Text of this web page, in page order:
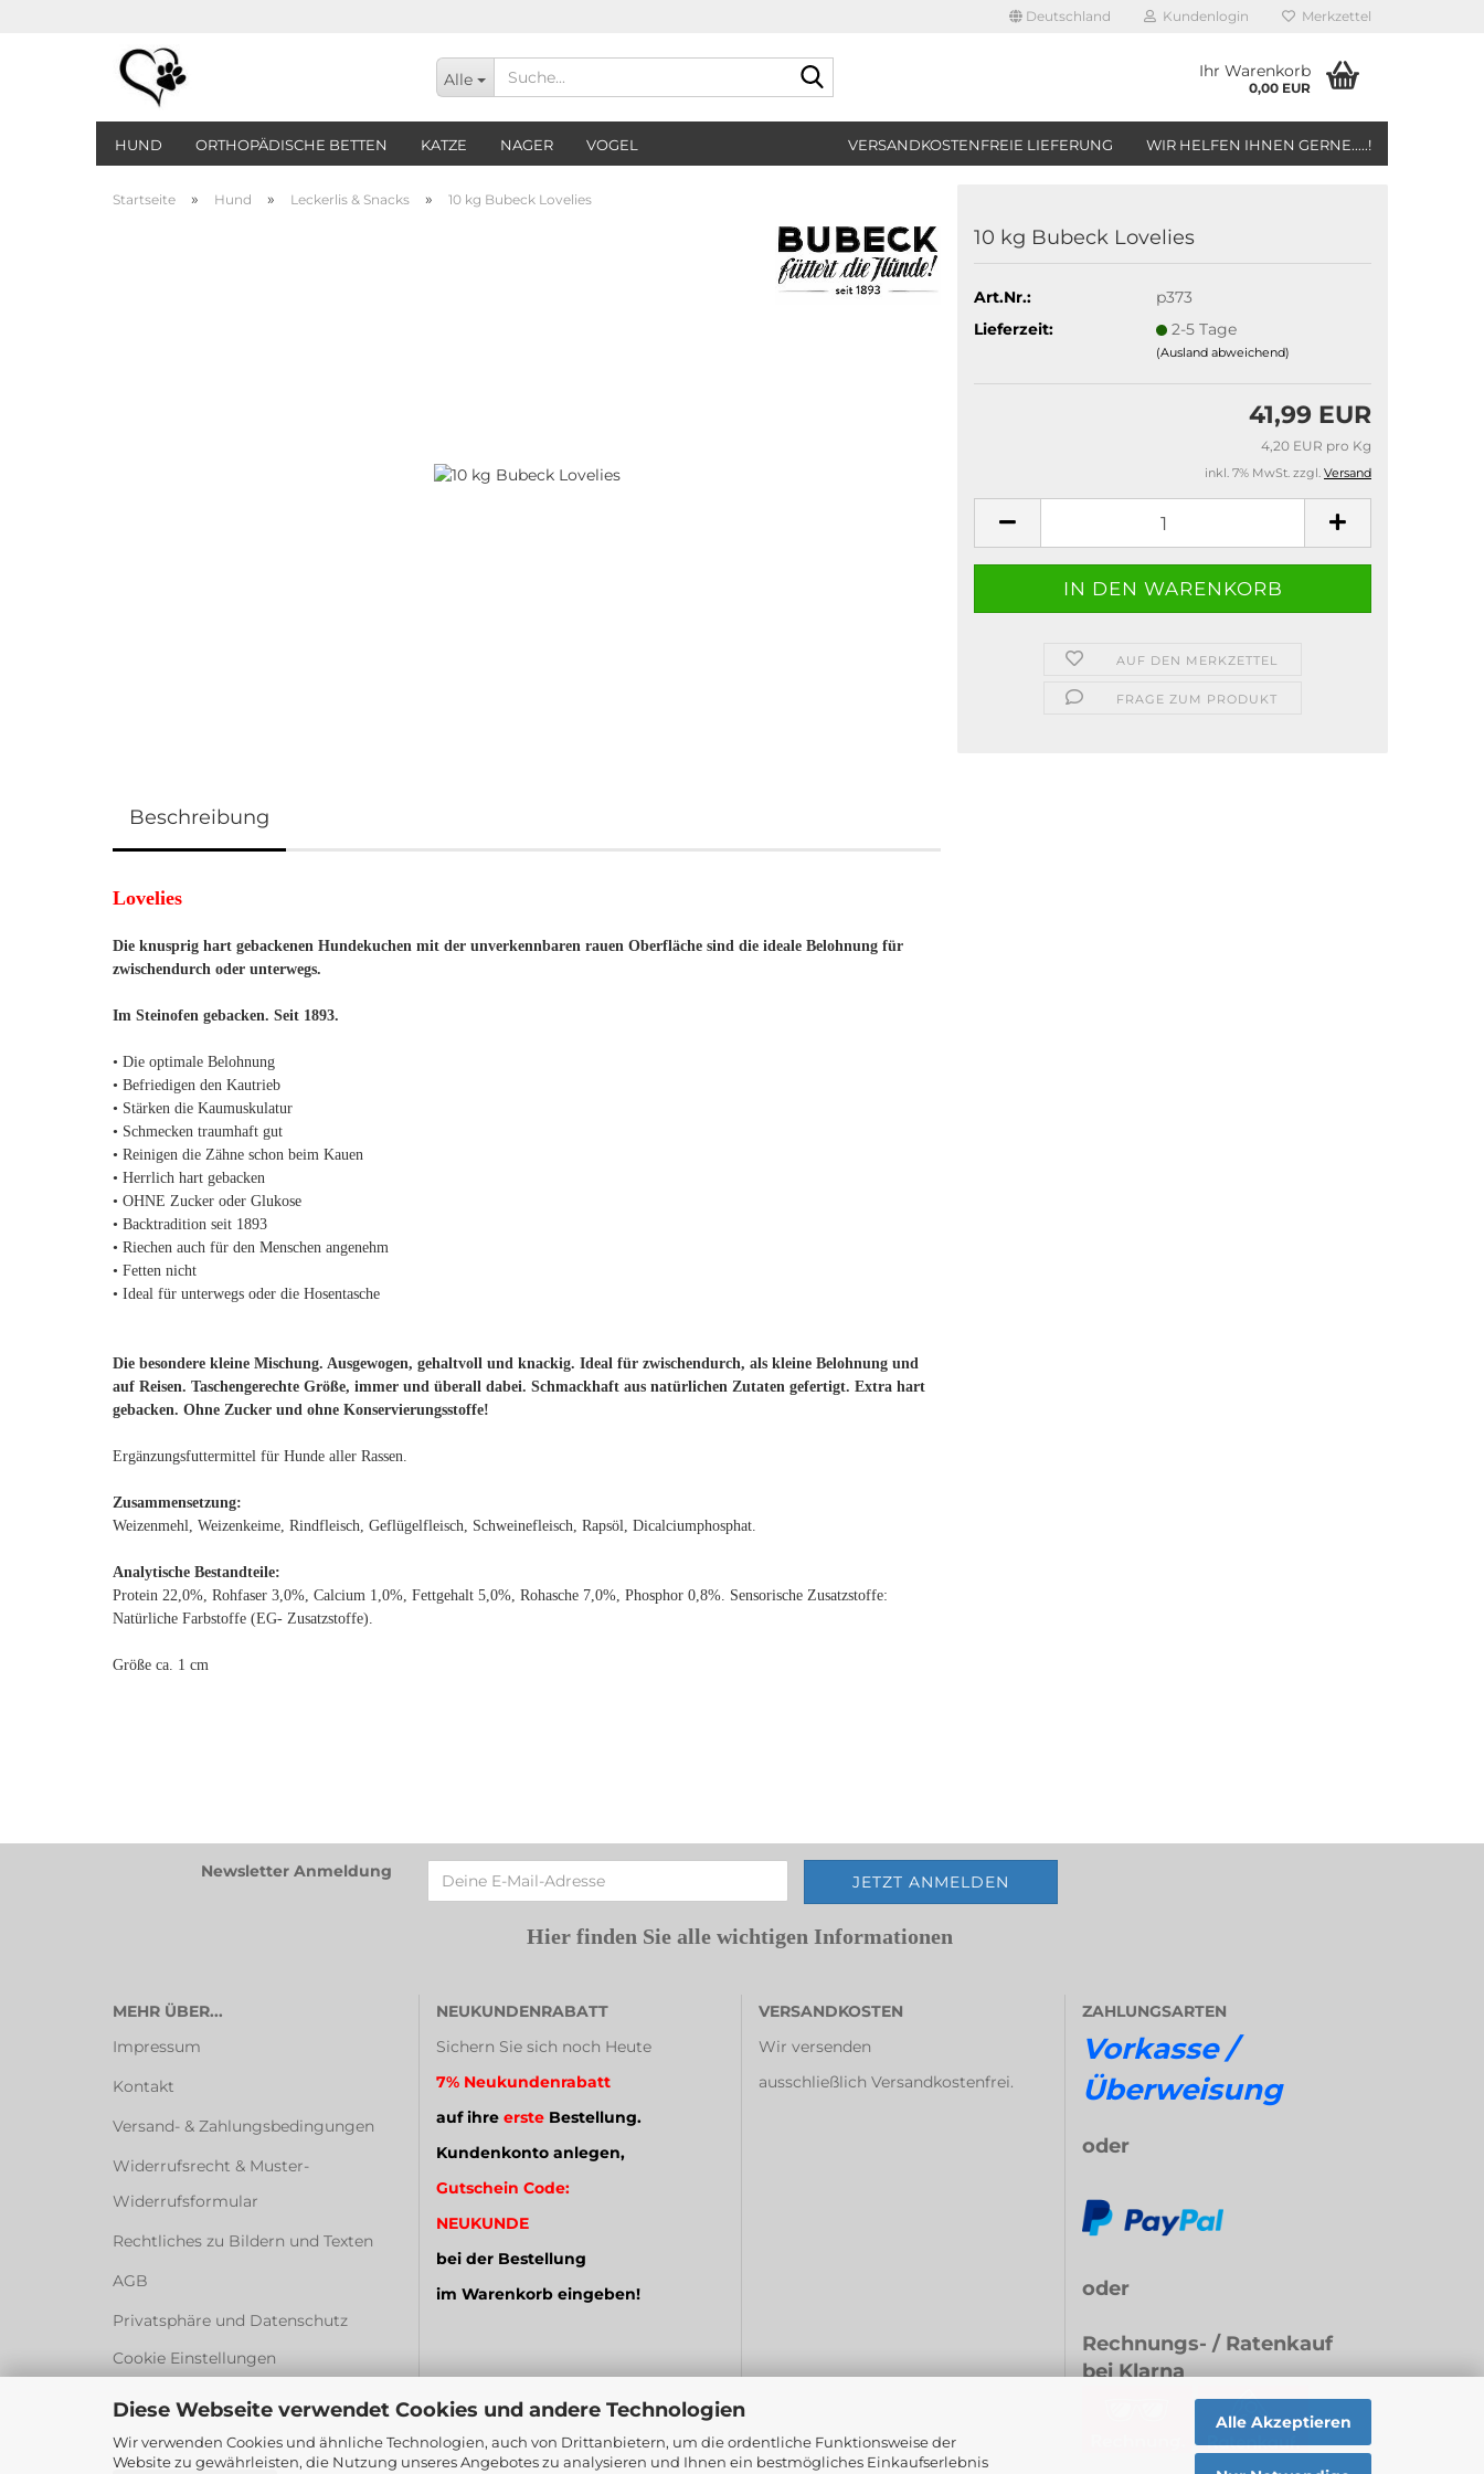
Diese Webseite verwendet Cookies und andere Technologien
Wir verwenden Cookies und ähnliche Technologien, auch von Drittanbietern, um die ordentliche Funktionsweise der
Website zu gewährleisten, die Nutzung unseres Angebotes zu analysieren und Ihnen ein bestmögliches Einkaufserlebnis
Alle Akzeptieren
Deutschland Kundenlogin Merkzettel
Alle Ihr Warenkorb
0,00 EUR
HUND ORTHOPÄDISCHE BETTEN KATZE NAGER VOGEL VERSANDKOSTENFREIE LIEFERUNG WIR HELFEN IHNEN GERNE.....!
Startseite » Hund » Leckerlis & Snacks » 10 kg Bubeck Lovelies
10 kg Bubeck Lovelies
Art.Nr.:
p373
Lieferzeit:
2-5 Tage
(Ausland abweichend)
41,99 EUR
4,20 EUR pro Kg
inkl. 7% MwSt. zzgl. Versand
AUF DEN MERKZETTEL
FRAGE ZUM PRODUKT
Beschreibung
Lovelies
Die knusprig hart gebackenen Hundekuchen mit der unverkennbaren rauen Oberfläche sind die ideale Belohnung für
zwischendurch oder unterwegs.
Im Steinofen gebacken. Seit 1893.
• Die optimale Belohnung
• Befriedigen den Kautrieb
• Stärken die Kaumuskulatur
• Schmecken traumhaft gut
• Reinigen die Zähne schon beim Kauen
• Herrlich hart gebacken
• OHNE Zucker oder Glukose
• Backtradition seit 1893
• Riechen auch für den Menschen angenehm
• Fetten nicht
• Ideal für unterwegs oder die Hosentasche
Die besondere kleine Mischung. Ausgewogen, gehaltvoll und knackig. Ideal für zwischendurch, als kleine Belohnung und
auf Reisen. Taschengerechte Größe, immer und überall dabei. Schmackhaft aus natürlichen Zutaten gefertigt. Extra hart
gebacken. Ohne Zucker und ohne Konservierungsstoffe!
Ergänzungsfuttermittel für Hunde aller Rassen.
Zusammensetzung:
Weizenmehl, Weizenkeime, Rindfleisch, Geflügelfleisch, Schweinefleisch, Rapsöl, Dicalciumphosphat.
Analytische Bestandteile:
Protein 22,0%, Rohfaser 3,0%, Calcium 1,0%, Fettgehalt 5,0%, Rohasche 7,0%, Phosphor 0,8%. Sensorische Zusatzstoffe:
Natürliche Farbstoffe (EG- Zusatzstoffe).
Größe ca. 1 cm
Newsletter Anmeldung
Hier finden Sie alle wichtigen Informationen
MEHR ÜBER...
Impressum
Kontakt
Versand- & Zahlungsbedingungen
Widerrufsrecht & Muster-
Widerrufsformular
Rechtliches zu Bildern und Texten
AGB
Privatsphäre und Datenschutz
Cookie Einstellungen
NEUKUNDENRABATT
Sichern Sie sich noch Heute
7% Neukundenrabatt
auf ihre ersteBestellung.
Kundenkonto anlegen,
Gutschein Code:
NEUKUNDE
bei der Bestellung
im Warenkorb eingeben!
VERSANDKOSTEN
Wir versenden
ausschließlich Versandkostenfrei.
ZAHLUNGSARTEN
Vorkasse /
Überweisung
oder
oder
Rechnungs- / Ratenkauf
bei Klarna